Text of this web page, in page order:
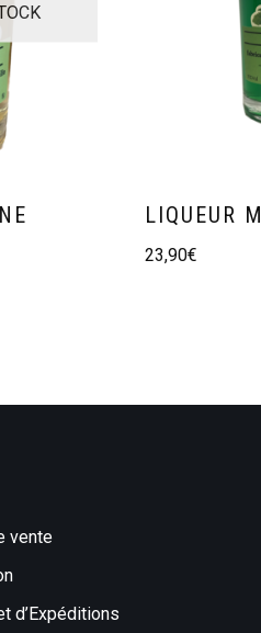
LIQUEUR
23,90€
vente
d’Expéditions